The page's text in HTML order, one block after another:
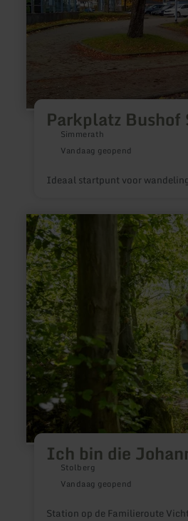
Parkplatz
Simmerath
Vandaag geopend
Ideaal startpunt voor
Ich bin die
Stolberg
Vandaag geopend
Station op de Familieroute
meer
informatie
over:
Ich
bin
die
Johanneskapelle